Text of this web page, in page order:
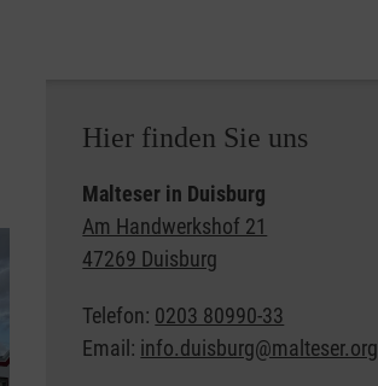
Hier finden Sie uns
Malteser in Duisburg
Am Handwerkshof 21
47269 Duisburg
Telefon: 0203 80990-33
Email: info.duisburg@malteser.org